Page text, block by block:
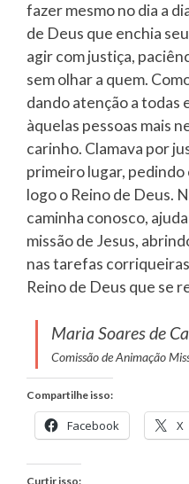
fazer mesmo no dia a
de Deus que enchia
agir com justiça,
sem olhar a quem.
dando atenção a todas
àquelas pessoas mais
carinho. Clamava por
primeiro lugar, pedindo
logo o Reino de Deus.
caminha conosco,
missão de Jesus,
nas tarefas
Reino de Deus que se
Maria Soares de
Comissão de Animação
Compartilhe isso:
Facebook X
Curtir isso: